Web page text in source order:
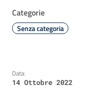
Categorie
Senza categoria
Data:
14 Ottobre 2022